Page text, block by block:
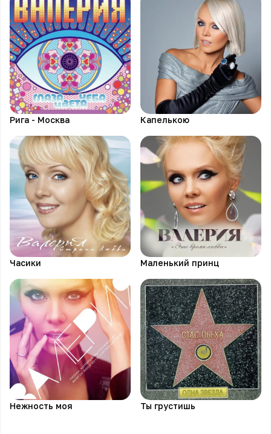
Рига - Москва Капелькою
Часики Маленький принц
Нежность моя Ты грустишь